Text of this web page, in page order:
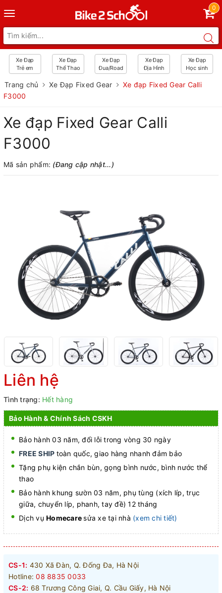
Toggle
navigation
0
Xe Đạp
Trẻ em
Xe Đạp
Thể Thao
Xe Đạp
Đua/Road
Xe Đạp
Địa Hình
Xe Đạp
Học sinh
Trang chủ Xe Đạp Fixed Gear
Xe đạp Fixed Gear Calli
F3000
Xe đạp Fixed Gear Calli
F3000
Mã sản phẩm: (Đang cập nhật...)
Liên hệ
Tình trạng: Hết hàng
Bảo Hành & Chính Sách CSKH
Bảo hành 03 năm, đổi lỗi trong vòng 30 ngày
FREE SHIP toàn quốc, giao hàng nhanh đảm bảo
Tặng phụ kiện chắn bùn, gọng bình nước, bình nước thể
thao
Bảo hành khung sườn 03 năm, phụ tùng (xích líp, trục
giữa, chuyển líp, phanh, tay đề) 12 tháng
Dịch vụ Homecaresửa xe tại nhà (xem chi tiết)
CS-1: 430 Xã Đàn, Q. Đống Đa, Hà Nội
Hotline: 08 8835 0033
CS-2: 68 Trương Công Giai, Q. Cầu Giấy, Hà Nội